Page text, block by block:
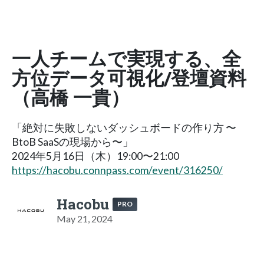
一人チームで実現する、全
方位データ可視化/登壇資料
（⾼橋 ⼀貴）
「絶対に失敗しないダッシュボードの作り方 〜
BtoB SaaSの現場から〜」
2024年5月16日（木）19:00〜21:00
https://hacobu.connpass.com/event/316250/
Hacobu PRO
May 21, 2024